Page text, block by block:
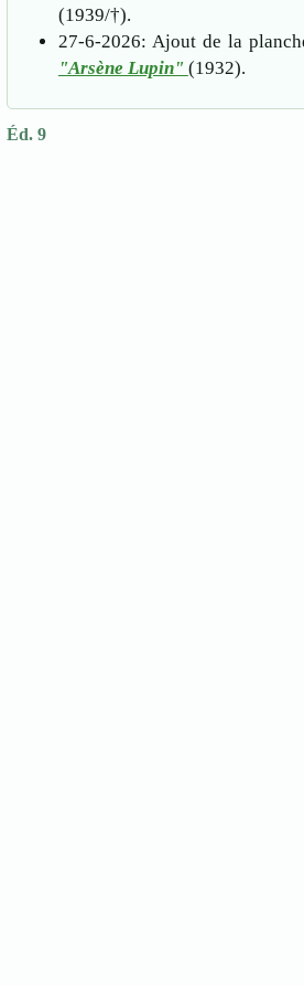
(1939/†).
27-6-2026: Ajout de la
"Arsène Lupin" (1932).
Éd. 9